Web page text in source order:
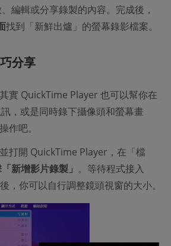
編輯或分享錄製的內容。完成後，
找到「新鮮出爐」的螢幕錄影檔案。
分享
實 QuickTime Player 也可以幫你在
，或是同時錄下攝像頭和螢幕畫
作吧。
打開 QuickTime Player，在「檔
新增影片錄製」 。等待程式接入
，你可以自行調整鏡頭視窗的大小。